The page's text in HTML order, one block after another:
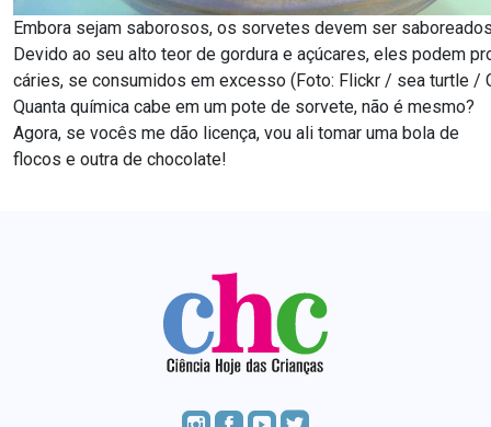
Embora sejam saborosos, os sorvetes devem ser
Devido ao seu alto teor de gordura e açúcares, eles podem
cáries, se consumidos em excesso (Foto: Flickr / sea turtle /
Quanta química cabe em um pote de sorvete, não é mesmo?
Agora, se vocês me dão licença, vou ali tomar uma bola de
flocos e outra de chocolate!